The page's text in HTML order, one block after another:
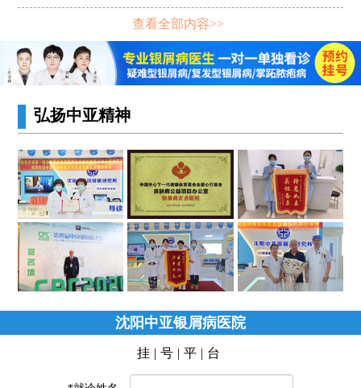
查看全部内容>>
弘扬中亚精神
沈阳中亚银屑病医院
挂|号|平|台